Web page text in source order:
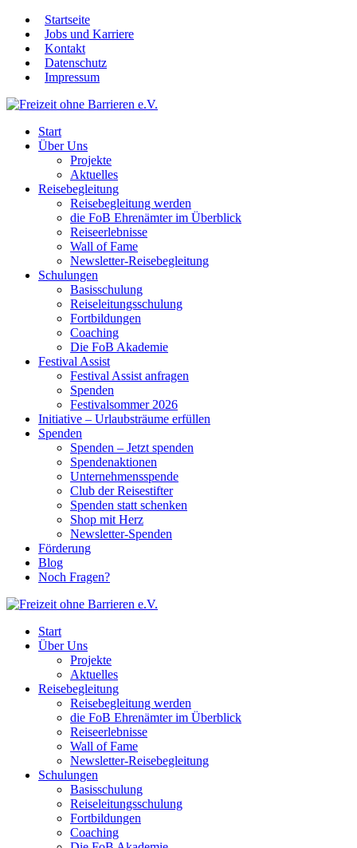
Startseite
Jobs und Karriere
Kontakt
Datenschutz
Impressum
Start
Über Uns
Projekte
Aktuelles
Reisebegleitung
Reisebegleitung werden
die FoB Ehrenämter im Überblick
Reiseerlebnisse
Wall of Fame
Newsletter-Reisebegleitung
Schulungen
Basisschulung
Reiseleitungsschulung
Fortbildungen
Coaching
Die FoB Akademie
Festival Assist
Festival Assist anfragen
Spenden
Festivalsommer 2026
Initiative – Urlaubsträume erfüllen
Spenden
Spenden – Jetzt spenden
Spendenaktionen
Unternehmensspende
Club der Reisestifter
Spenden statt schenken
Shop mit Herz
Newsletter-Spenden
Förderung
Blog
Noch Fragen?
Start
Über Uns
Projekte
Aktuelles
Reisebegleitung
Reisebegleitung werden
die FoB Ehrenämter im Überblick
Reiseerlebnisse
Wall of Fame
Newsletter-Reisebegleitung
Schulungen
Basisschulung
Reiseleitungsschulung
Fortbildungen
Coaching